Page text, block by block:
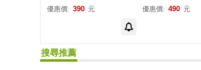
優惠價: 390 元 優惠價: 490 元
搜尋推薦